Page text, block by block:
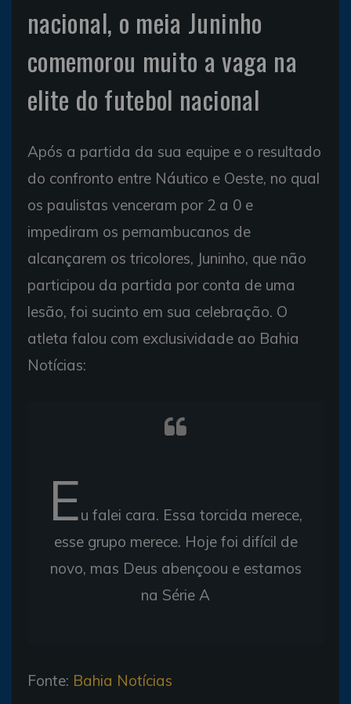
nacional, o meia Juninho
comemorou muito a vaga na
elite do futebol nacional
Após a partida da sua equipe e o resultado
do confronto entre Náutico e Oeste, no qual
os paulistas venceram por 2 a 0 e
impediram os pernambucanos de
alcançarem os tricolores, Juninho, que não
participou da partida por conta de uma
lesão, foi sucinto em sua celebração. O
atleta falou com exclusividade ao Bahia
Notícias:
Eu falei cara. Essa torcida merece,
esse grupo merece. Hoje foi difícil de
novo, mas Deus abençoou e estamos
na Série A
Fonte: Bahia Notícias